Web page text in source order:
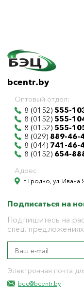
bcentr.by
Оптовый отдел:
8 (0152) 555-
8 (0152) 555-
8 (0152) 555-
8 (029) 889-46-
8 (044) 741-46-
8 (0152) 654-
Адрес:
г. Гродно, ул.
Подписаться на
Подпишитесь на
спец.
Электронная почта
bec@bcentr.by